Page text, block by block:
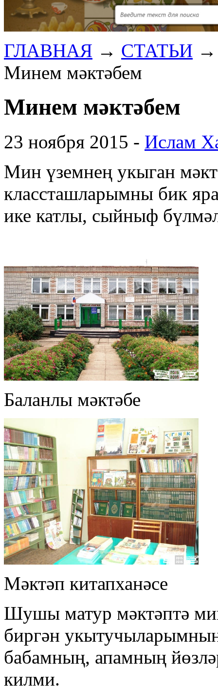
ГЛАВНАЯ → СТАТЬИ
Минем мәктәбем
Минем мәктәбем
23 ноября 2015 - Ислам
Мин үземнең укыган
классташларымны бик
ике катлы, сыйныф
Баланлы мәктәбе
Мәктәп китапханәсе
Шушы матур мәктәптә
биргән
бабамның, апамның
килми.